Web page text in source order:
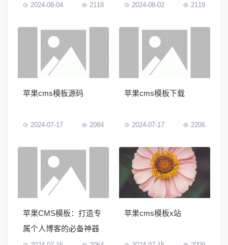
2024-08-04 2118 2024-08-02 2119
苹果cms模板源码
2024-07-17 2084
苹果cms模板下载
2024-07-17 2206
苹果CMS模板：打造专
属个人博客的必备神器
苹果cms模板x站